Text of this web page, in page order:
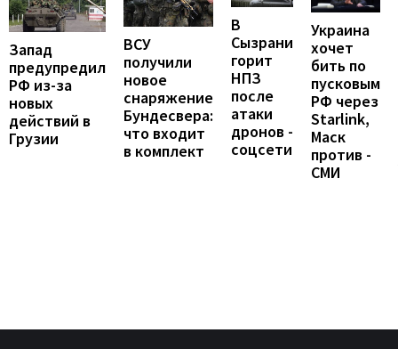
Запад
предупредил
РФ из-за
новых
действий в
Грузии
ВСУ
получили
новое
снаряжение
Бундесвера:
что входит
в комплект
В
Сызрани
горит
НПЗ
после
атаки
дронов -
соцсети
Украина
хочет
бить по
пусковым
РФ через
Starlink,
Маск
против -
СМИ